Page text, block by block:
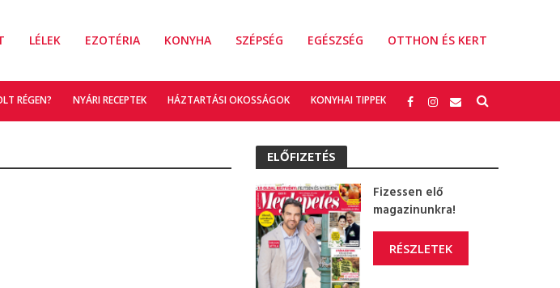
LÉLEK EZOTÉRIA KONYHA SZÉPSÉG EGÉSZSÉG OTTHON ÉS KERT
RÉGEN? NYÁRI RECEPTEK HÁZTARTÁSI OKOSSÁGOK KONYHAI TIPPEK
ELŐFIZETÉS
Fizessen elő
magazinunkra!
RÉSZLETEK